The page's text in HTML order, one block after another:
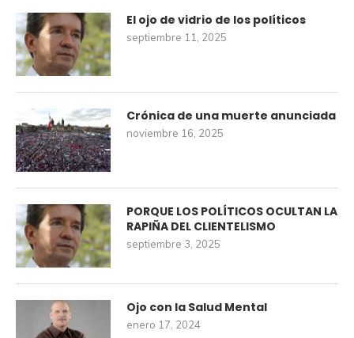
El ojo de vidrio de los políticos
septiembre 11, 2025
Crónica de una muerte anunciada
noviembre 16, 2025
PORQUE LOS POLÍTICOS OCULTAN LA
RAPIÑA DEL CLIENTELISMO
septiembre 3, 2025
Ojo con la Salud Mental
enero 17, 2024